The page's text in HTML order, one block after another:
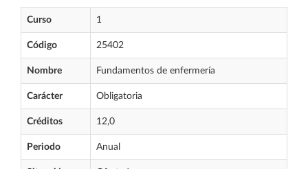
Curso 1
Código 25402
Nombre Fundamentos de enfermería
Carácter Obligatoria
Créditos 12,0
Periodo Anual